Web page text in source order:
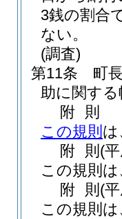
3銭の割合
ない。
(調査)
第11条
町
助に関す
附 則
この規則 は
附 則 (
この規則
附 則 (
この規則